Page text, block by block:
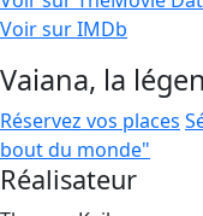
Voir sur IMDb
Vaiana, la
Réservez vos places
bout du monde"
Réalisateur